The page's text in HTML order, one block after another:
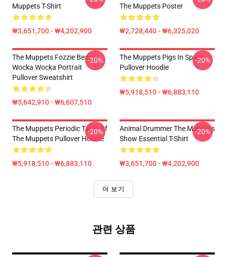
Muppets T-Shirt
₩3,651,700 - ₩4,202,900
The Muppets Poster
₩2,728,440 - ₩6,325,020
The Muppets Fozzie Bear
Wocka Wocka Portrait
Pullover Sweatshirt
₩5,642,910 - ₩6,607,510
-20%
The Muppets Pigs In Space
Pullover Hoodie
₩5,918,510 - ₩6,883,110
-20%
The Muppets Periodic Table Of
The Muppets Pullover Hoodie
₩5,918,510 - ₩6,883,110
-20%
Animal Drummer The Muppets
Show Essential T-Shirt
₩3,651,700 - ₩4,202,900
-20%
더 보기
관련 상품